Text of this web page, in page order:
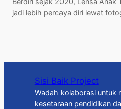
jadi lebih percaya diri lewat
Sisi Baik Project
Wadah kolaborasi untuk
kesetaraan pendidikan